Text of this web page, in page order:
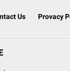
Us Provacy